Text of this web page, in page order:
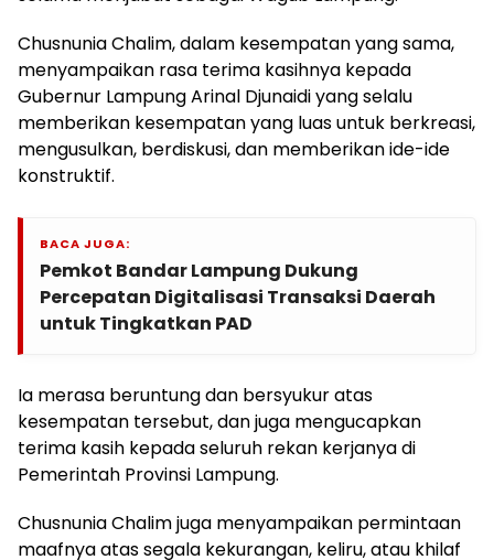
Chusnunia Chalim, dalam kesempatan yang sama,
menyampaikan rasa terima kasihnya kepada
Gubernur Lampung Arinal Djunaidi yang selalu
memberikan kesempatan yang luas untuk berkreasi,
mengusulkan, berdiskusi, dan memberikan ide-ide
konstruktif.
BACA JUGA:
Pemkot Bandar Lampung Dukung
Percepatan Digitalisasi Transaksi Daerah
untuk Tingkatkan PAD
Ia merasa beruntung dan bersyukur atas
kesempatan tersebut, dan juga mengucapkan
terima kasih kepada seluruh rekan kerjanya di
Pemerintah Provinsi Lampung.
Chusnunia Chalim juga menyampaikan permintaan
maafnya atas segala kekurangan, keliru, atau khilaf